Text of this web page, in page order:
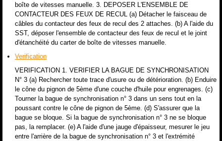
boîte de vitesses manuelle. 3. DEPOSER L'ENSEMBLE DE
CONTACTEUR DES FEUX DE RECUL (a) Détacher le faisceau de
câbles du contacteur des feux de recul des 2 attaches. (b) A l'aide du
SST, déposer l'ensemble de contacteur des feux de recul et le joint
d'étanchéité du carter de boîte de vitesses manuelle.
Verification
VERIFICATION 1. VERIFIER LA BAGUE DE SYNCHRONISATION
N° 3 (a) Rechercher toute trace d'usure ou de détérioration. (b) Enduire
le cône du pignon de 5ème d'une couche d'huile pour engrenages. (c)
Tourner la bague de synchronisation n° 3 dans un sens tout en la
poussant contre le cône de pignon de 5ème. (d) S'assurer que la
bague se bloque. Si la bague de synchronisation n° 3 ne se bloque
pas, la remplacer. (e) A l'aide d'une jauge d'épaisseur, mesurer le jeu
entre l'arrière de la bague de synchronisation n° 3 et l'extrémité